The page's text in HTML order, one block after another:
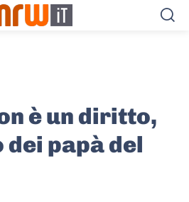
è un diritto,
dei papà del